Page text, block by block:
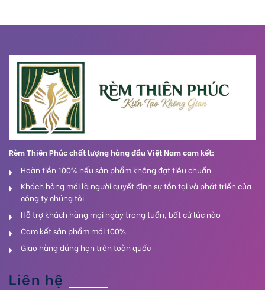
Rèm Thiên Phúc chất lượng hàng đầu Việt Nam cam kết:
Hoàn tiền 100% nếu sản phẩm không đạt tiêu chuẩn
Khách hàng mới là người quyết định sự tồn tại và phát triển của
công ty chúng tôi
Hỗ trợ khách hàng mọi ngày trong tuần, bất cứ lúc nào
Cam kết sản phẩm mới 100%
Giao hàng đúng hẹn trên toàn quốc
Liên hệ